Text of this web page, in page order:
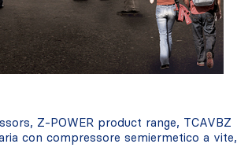
Z-POWER product range, TCAVBZ
con compressore semiermetico a vite,